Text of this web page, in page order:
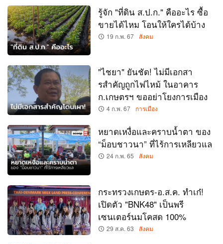
รู้จัก "ที่ดิน ส.ป.ก." คืออะไร ซื้อ
ขายได้ไหม โอนให้ใครได้บ้าง
19 ก.พ. 67 สังคม
"ไชยา" ยันชัด! ไม่มีเอกสา
รสําคัญถูกไฟไหม้ ในอาคาร
ก.เกษตรฯ ขออย่าโยงการเมือง
4 ก.พ. 67 การเมือง
หยาดเหงื่อและคราบน้ำตา ของ
“ม็อบชาวนา” ที่ไร้การเหลียวแล
24 ก.พ. 65 สังคม
กระทรวงเกษตร-อ.ส.ค. ทำเก๋!
เปิดตัว "BNK48" เป็นพรี
เซนเตอร์นมโคสด 100%
29 ส.ค. 63 สังคม